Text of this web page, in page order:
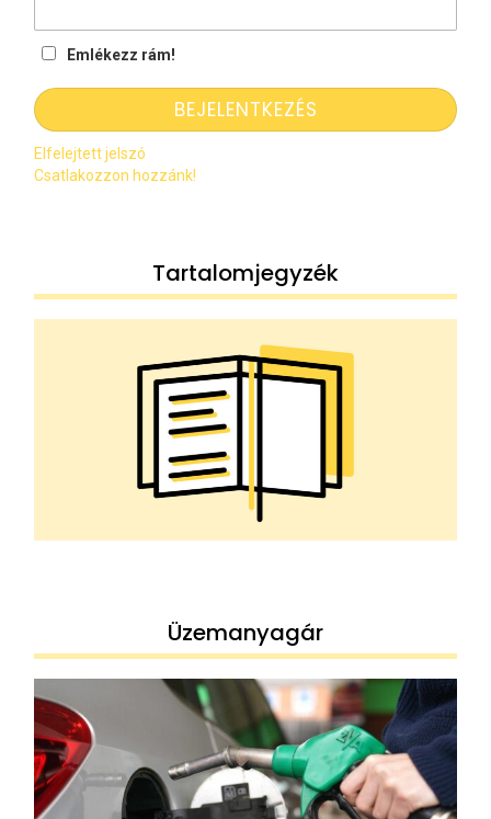
Emlékezz rám!
Elfelejtett jelszó
Csatlakozzon hozzánk!
Tartalomjegyzék
Üzemanyagár